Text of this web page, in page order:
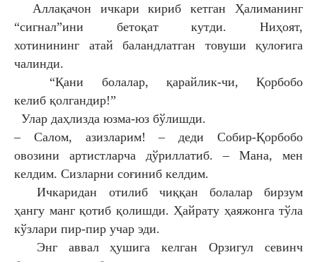
Аллақачон ичкари кириб кетган Ҳалиманинг
“сигнал”ини бетоқат кутди. Ниҳоят,
хотинининг атай баландлатган товуши қулоғига
чалинди.
“Қани болалар, қарайлик-чи, Қорбобо
келиб қолгандир!”
Улар даҳлизда юзма-юз бўлишди.
– Салом, азизларим! – деди Собир-Қорбобо
овозини артистларча дўриллатиб. – Мана, мен
келдим. Сизларни соғиниб келдим.
Ичкаридан отилиб чиққан болалар бирзум
ҳангу манг қотиб қолишди. Ҳайрату ҳаяжонга тўла
кўзлари пир-пир учар эди.
Энг аввал ҳушига келган Орзигул севинч